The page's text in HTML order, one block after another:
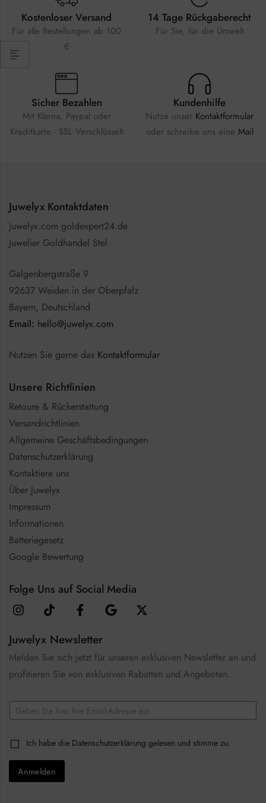
Kostenloser Versand
Für alle Bestellungen ab 100
€
14 Tage Rückgaberecht
Für Sie, für die Umwelt
Sicher Bezahlen
Mit Klarna, Paypal oder
Kreditkarte - SSL Verschlüsselt
Kundenhilfe
Nutze unser Kontaktformular
oder schreibe uns eine Mail
Juwelyx Kontaktdaten
juwelyx.com goldexpert24.de
Juwelier Goldhandel Stel
Galgenbergstraße 9
92637 Weiden in der Oberpfalz
Bayern, Deutschland
Email: hello@juwelyx.com
Nutzen Sie gerne das Kontaktformular
Unsere Richtlinien
Retoure & Rückerstattung
Versandrichtlinien
Allgemeine Geschäftsbedingungen
Datenschutzerklärung
Kontaktiere uns
Über Juwelyx
Impressum
Informationen
Batteriegesetz
Google Bewertung
Folge Uns auf Social Media
Juwelyx Newsletter
Melden Sie sich jetzt für unseren exklusiven Newsletter an und
profitieren Sie von exklusiven Rabatten und Angeboten.
h
c
k
b
x
E
m
lC
h
e
k
Ich habe die Datenschutzerklärung gelesen und stimme zu.
Anmelden